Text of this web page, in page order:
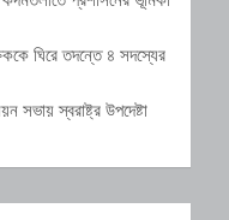
ঘিরে তদন্তে ৪ সদস্যের
স্বরাষ্ট্র উপদেষ্টা